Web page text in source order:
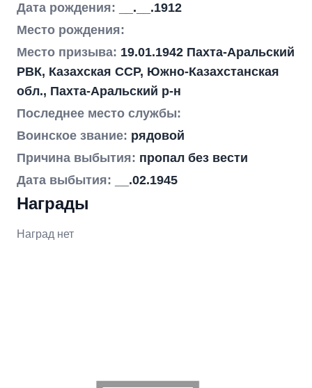
Дата рождения:
__.__.1912
Место рождения:
Место призыва: 19.01.1942 Пахта-Аральский
РВК, Казахская ССР, Южно-Казахстанская
обл., Пахта-Аральский р-н
Последнее место службы:
Воинское звание: рядовой
Причина выбытия: пропал без вести
Дата выбытия:
__.02.1945
Награды
Наград нет